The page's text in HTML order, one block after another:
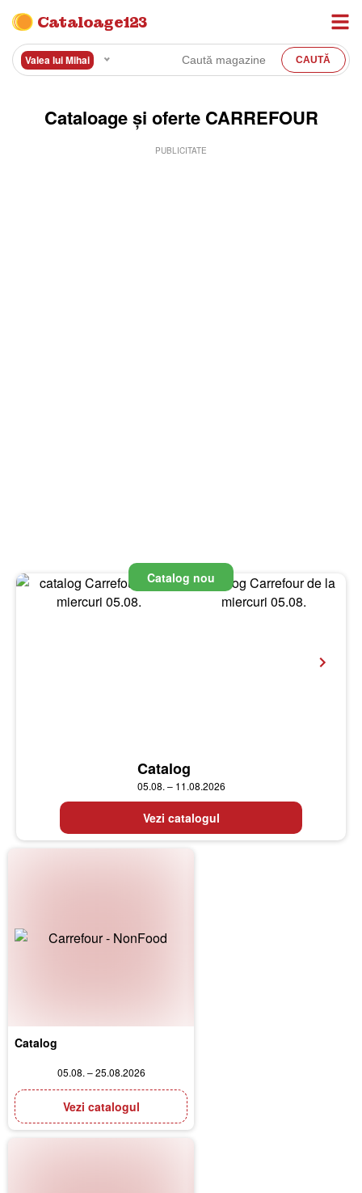
Cataloage123
Valea lui Mihai
Cataloage și oferte CARREFOUR
PUBLICITATE
Catalog nou
Catalog
05.08. – 11.08.2026
Vezi catalogul
Catalog
05.08. – 25.08.2026
Vezi catalogul